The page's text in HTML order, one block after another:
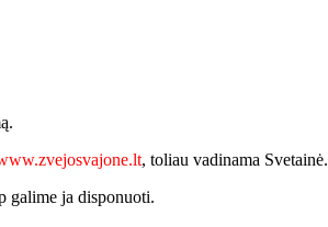
, toliau vadinama Svetainė.
galime ja disponuoti.